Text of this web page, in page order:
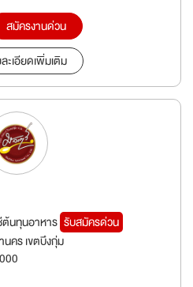
สมัครงานด่วน
ะเอียดเพิ่มเติม
นทุนอาหาร รับสมัครด่วน
คร เขตบึงกุ่ม